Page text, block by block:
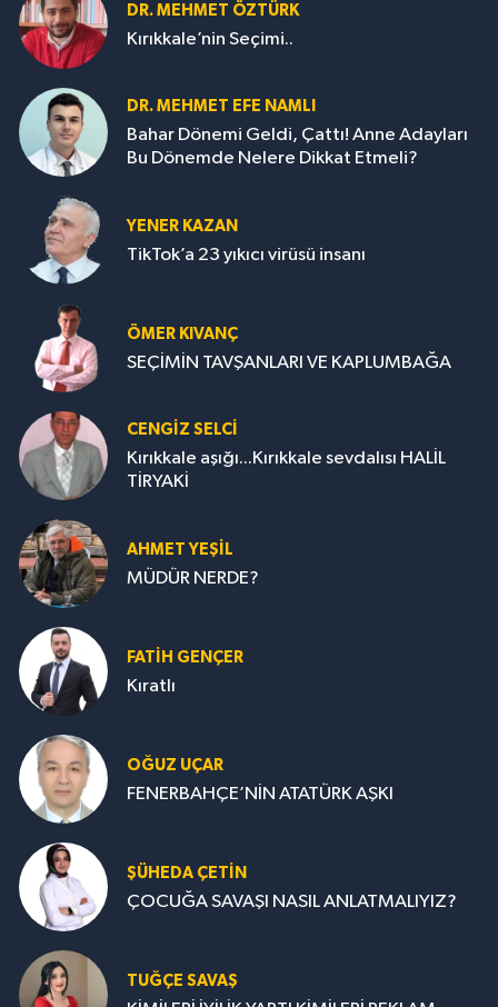
DR. MEHMET ÖZTÜRK
Kırıkkale’nin Seçimi..
DR. MEHMET EFE NAMLI
Bahar Dönemi Geldi, Çattı! Anne Adayları
Bu Dönemde Nelere Dikkat Etmeli?
YENER KAZAN
TikTok’a 23 yıkıcı virüsü insanı
ÖMER KIVANÇ
SEÇİMİN TAVŞANLARI VE KAPLUMBAĞA
CENGİZ SELCİ
Kırıkkale aşığı...Kırıkkale sevdalısı HALİL
TİRYAKİ
AHMET YEŞİL
MÜDÜR NERDE?
FATIH GENÇER
Kıratlı
OĞUZ UÇAR
FENERBAHÇE’NİN ATATÜRK AŞKI
ŞÜHEDA ÇETİN
ÇOCUĞA SAVAŞI NASIL ANLATMALIYIZ?
TUĞÇE SAVAŞ